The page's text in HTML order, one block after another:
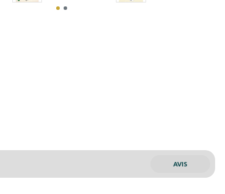
AVIS